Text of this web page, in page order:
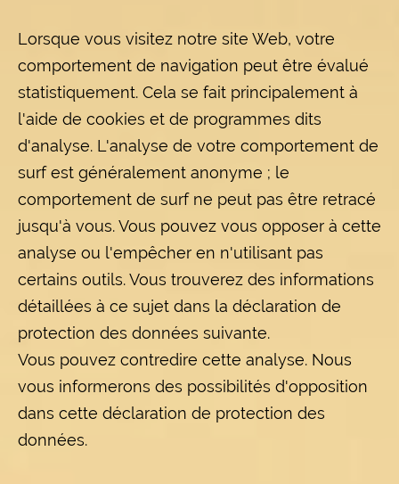
Lorsque vous visitez notre site Web, votre
comportement de navigation peut être évalué
statistiquement. Cela se fait principalement à
l'aide de cookies et de programmes dits
d'analyse. L'analyse de votre comportement de
surf est généralement anonyme ; le
comportement de surf ne peut pas être retracé
jusqu'à vous. Vous pouvez vous opposer à cette
analyse ou l'empêcher en n'utilisant pas
certains outils. Vous trouverez des informations
détaillées à ce sujet dans la déclaration de
protection des données suivante.
Vous pouvez contredire cette analyse. Nous
vous informerons des possibilités d'opposition
dans cette déclaration de protection des
données.